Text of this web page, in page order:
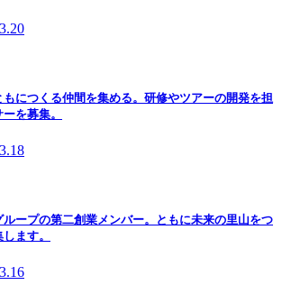
につくる仲間を集める。研修やツアーの開発を担
を募集。
ープの第二創業メンバー。ともに未来の里山をつ
ます。